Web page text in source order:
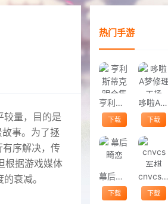
较量，目的是
事。为了拯
有序解决，传
根据游戏媒体
衰减。
热门手游
亨利斯蒂克明合集
下载
哆啦A梦修理工场
下载
幕后畸恋
下载
cnvcs军棋
下载